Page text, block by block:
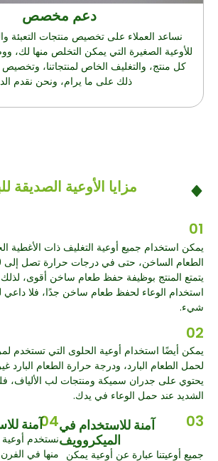
دعم مخصص
نساعد العملاء على تخصيص منتجات التعبئة
للأوعية الصغيرة التي يمكن التخلص منها لك،
كل منتج، والتغليف الخاص لمنتجاتنا، وتخصيص
ذلك على ما يرام، ونحن نقدم
مزايا الأوعية الصديقة
01
يمكن استخدام جميع أوعية التغليف ذات الأغطية
يتمتع المنتج بوظيفة حفظ طعام ساخن أقوى، لذلك
استخدام الوعاء لحفظ طعام ساخن جدًا، فلا داعي
شيء.
02
يمكن أيضًا استخدام أوعية الحلوى التي تستخدم
لحمل الطعام البارد، ودرجة حرارة الطعام البارد
يحتوي على جدران سميكة ومنتجات لب الألياف،
الشديد عند حمل الوعاء في يدك.
03
آمنة للاستخدام في
الميكروويف
جميع أوعيتنا عبارة عن أوعية يمكن
04آمنة
نستخدم أوعية
منها في